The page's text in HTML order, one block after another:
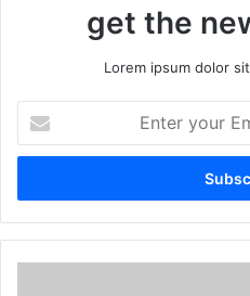
get the
Lorem ipsum dolor
t
r
y